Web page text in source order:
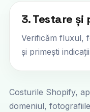
3. Testare și
Verificăm fluxul,
și primești
Costurile Shopify,
domeniul,